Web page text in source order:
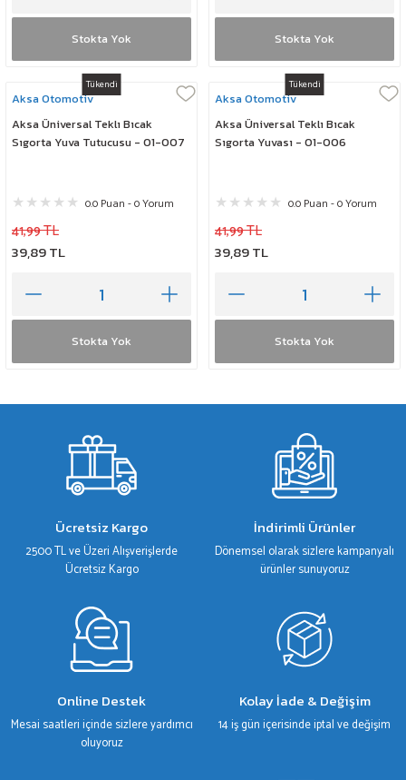
Stokta Yok Stokta Yok
Tükendi
Aksa Otomotiv
Aksa Üniversal Teklı Bıcak
Sıgorta Yuva Tutucusu - 01-007
0.0 Puan - 0 Yorum
41,99 TL
39,89 TL
Stokta Yok
Tükendi
Aksa Otomotiv
Aksa Üniversal Teklı Bıcak
Sıgorta Yuvası - 01-006
0.0 Puan - 0 Yorum
41,99 TL
39,89 TL
Stokta Yok
Ücretsiz Kargo
2500 TL ve Üzeri Alışverişlerde
Ücretsiz Kargo
İndirimli Ürünler
Dönemsel olarak sizlere kampanyalı
ürünler sunuyoruz
Online Destek
Mesai saatleri içinde sizlere yardımcı
oluyoruz
Kolay İade & Değişim
14 iş gün içerisinde iptal ve değişim